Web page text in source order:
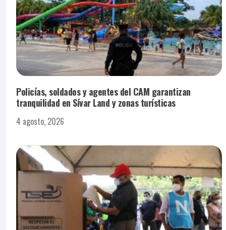
Policías, soldados y agentes del CAM garantizan
tranquilidad en Sívar Land y zonas turísticas
4 agosto, 2026